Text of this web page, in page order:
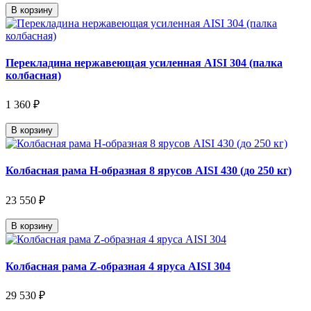
В корзину
Перекладина нержавеющая усиленная AISI 304 (палка
колбасная)
1 360 ₽
В корзину
Колбасная рама Н-образная 8 ярусов AISI 430 (до 250 кг)
23 550 ₽
В корзину
Колбасная рама Z-образная 4 яруса AISI 304
29 530 ₽